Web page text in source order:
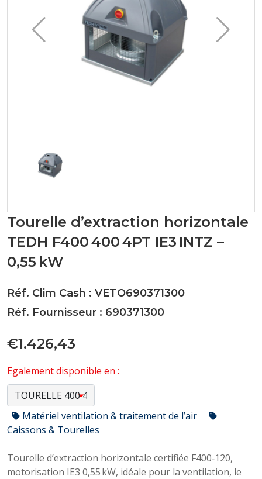
Tourelle d’extraction horizontale
TEDH F400 400 4PT IE3 INTZ –
0,55 kW
Réf. Clim Cash : VETO690371300
Réf. Fournisseur : 690371300
€1.426,43
Egalement disponible en :
Matériel ventilation & traitement de l’air
Caissons & Tourelles
Tourelle d’extraction horizontale certifiée F400‑120,
motorisation IE3 0,55 kW, idéale pour la ventilation, le